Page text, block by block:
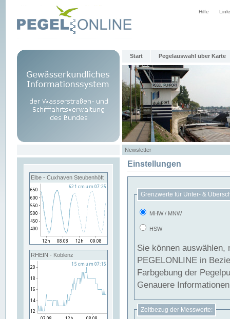
Hilfe
Start Pegelauswahl über Karte
Newsletter
Elbe - Cuxhaven Steubenhöft
RHEIN - Koblenz
Einstellungen
Grenzwerte für Unter- &
MHW / MNW
HSW
Sie können
PEGELONLINE in Beziehung
Farbgebung der
Genauere
Zeitbezug der Messwerte: